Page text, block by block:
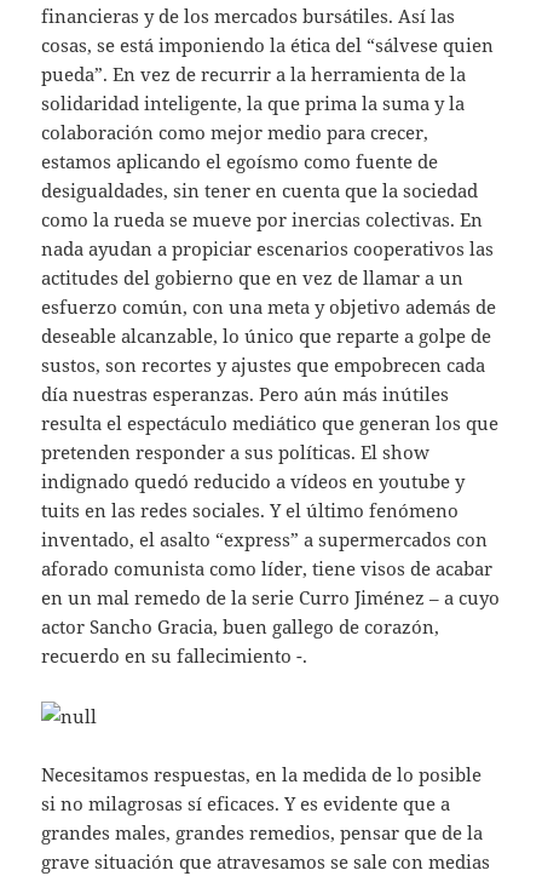
financieras y de los mercados bursátiles. Así las
cosas, se está imponiendo la ética del “sálvese quien
pueda”. En vez de recurrir a la herramienta de la
solidaridad inteligente, la que prima la suma y la
colaboración como mejor medio para crecer,
estamos aplicando el egoísmo como fuente de
desigualdades, sin tener en cuenta que la sociedad
como la rueda se mueve por inercias colectivas. En
nada ayudan a propiciar escenarios cooperativos las
actitudes del gobierno que en vez de llamar a un
esfuerzo común, con una meta y objetivo además de
deseable alcanzable, lo único que reparte a golpe de
sustos, son recortes y ajustes que empobrecen cada
día nuestras esperanzas. Pero aún más inútiles
resulta el espectáculo mediático que generan los que
pretenden responder a sus políticas. El show
indignado quedó reducido a vídeos en youtube y
tuits en las redes sociales. Y el último fenómeno
inventado, el asalto “express” a supermercados con
aforado comunista como líder, tiene visos de acabar
en un mal remedo de la serie Curro Jiménez – a cuyo
actor Sancho Gracia, buen gallego de corazón,
recuerdo en su fallecimiento -.
Necesitamos respuestas, en la medida de lo posible
si no milagrosas sí eficaces. Y es evidente que a
grandes males, grandes remedios, pensar que de la
grave situación que atravesamos se sale con medias